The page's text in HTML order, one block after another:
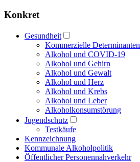
Konkret
Gesundheit
Kommerzielle Determinanten
Alkohol und COVID-19
Alkohol und Gehirn
Alkohol und Gewalt
Alkohol und Herz
Alkohol und Krebs
Alkohol und Leber
Alkoholkonsumstörung
Jugendschutz
Testkäufe
Kennzeichnung
Kommunale Alkoholpolitik
Öffentlicher Personennahverkehr